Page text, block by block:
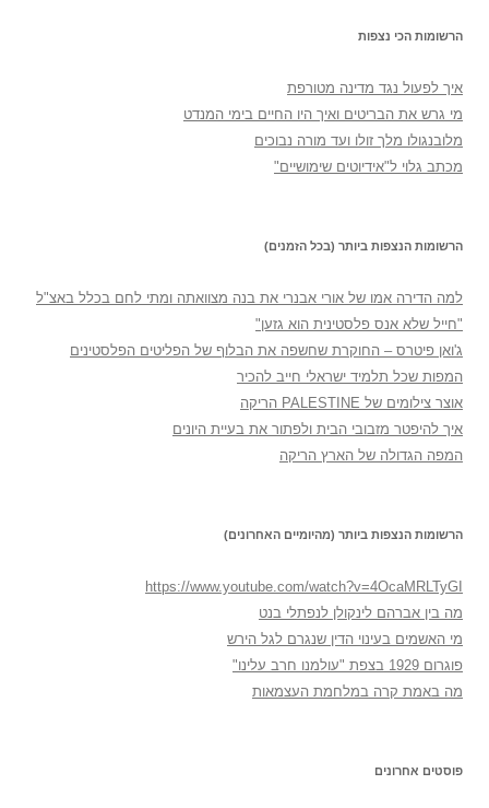
הרשומות הכי נצפות
איך לפעול נגד מדינה מטורפת
מי גרש את הבריטים ואיך היו החיים בימי המנדט
מלובנגולו מלך זולו ועד מורה נבוכים
מכתב גלוי ל"אידיוטים שימושיים"
הרשומות הנצפות ביותר (בכל הזמנים)
למה הדירה אמו של אורי אבנרי את בנה מצוואתה ומתי לחם בכלל באצ"ל
"חייל שלא אנס פלסטינית הוא גזען"
ג'ואן פיטרס – החוקרת שחשפה את הבלוף של הפליטים הפלסטינים
המפות שכל תלמיד ישראלי חייב להכיר
אוצר צילומים של PALESTINE הריקה
איך להיפטר מזבובי הבית ולפתור את בעיית היונים
המפה הגדולה של הארץ הריקה
הרשומות הנצפות ביותר (מהיומיים האחרונים)
https://www.youtube.com/watch?v=4OcaMRLTyGI
מה בין אברהם לינקולן לנפתלי בנט
מי האשמים בעינוי הדין שנגרם לגל הירש
פוגרום 1929 בצפת "עולמנו חרב עלינו"
מה באמת קרה במלחמת העצמאות
פוסטים אחרונים